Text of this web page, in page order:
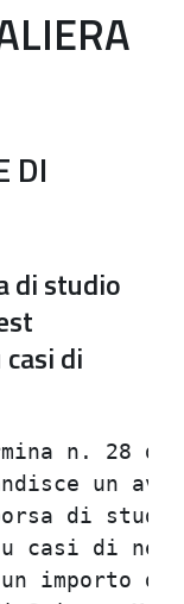
DI
di studio
di
1 borsa
su
un